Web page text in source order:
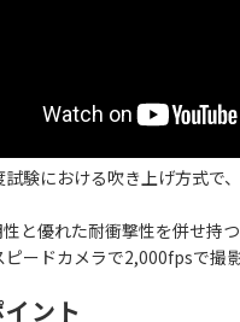
験における吹き上げ方式で
と優れた耐衝撃性を併せ持
ードカメラで2,000fpsで撮
ント